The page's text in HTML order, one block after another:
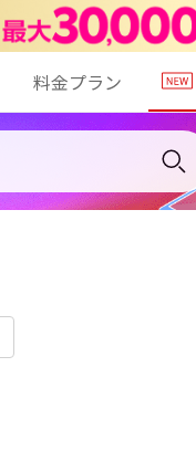
料金プラン